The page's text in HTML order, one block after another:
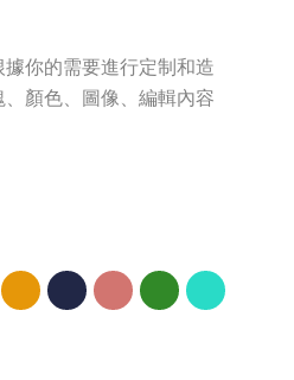
你的需要進行定制和造
顏色、圖像、編輯內容